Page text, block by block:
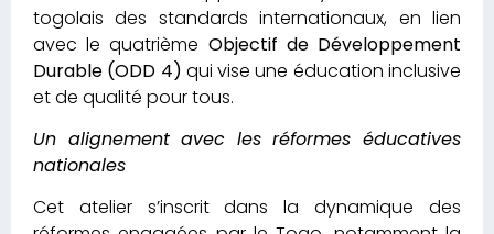
togolais des standards internationaux, en lien
avec le quatrième Objectif de Développement
Durable (ODD 4) qui vise une éducation inclusive
et de qualité pour tous.
Un alignement avec les réformes éducatives
nationales
Cet atelier s’inscrit dans la dynamique des